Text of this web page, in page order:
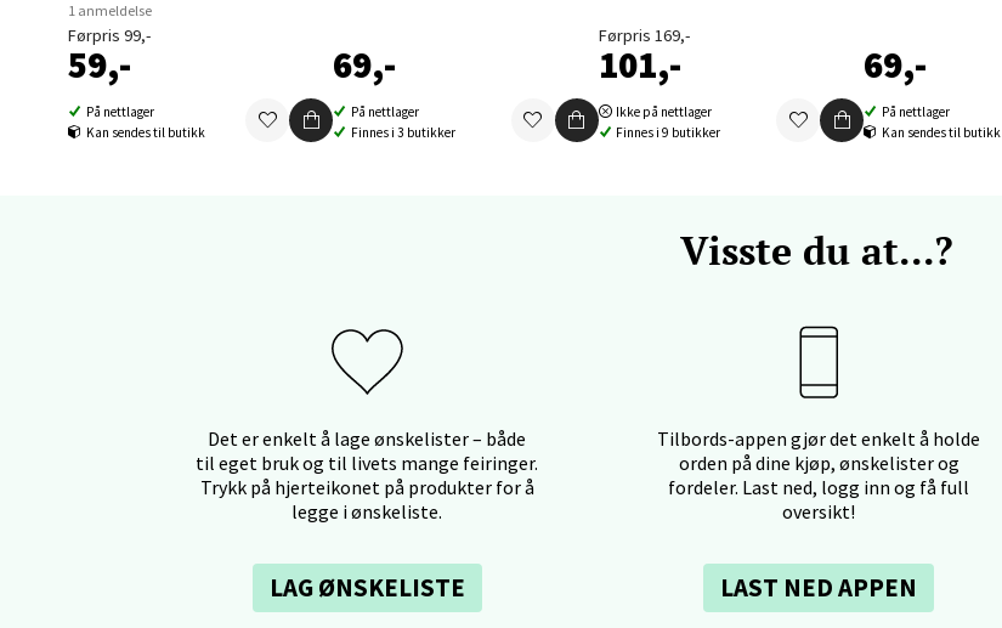
1 anmeldelse
Førpris 99,-
59,-
På nettlager
Kan sendes til butikk
69,-
På nettlager
Finnes i 3 butikker
Førpris 169,-
101,-
Ikke på nettlager
Finnes i 9 butikker
69,-
På nettlager
Kan sendes til butikk
Visste du at...?
Det er enkelt å lage ønskelister – både
til eget bruk og til livets mange feiringer.
Trykk på hjerteikonet på produkter for å
legge i ønskeliste.
LAG ØNSKELISTE
Tilbords-appen gjør det enkelt å holde
orden på dine kjøp, ønskelister og
fordeler. Last ned, logg inn og få full
oversikt!
LAST NED APPEN
Aunasenteret, Sunndalsvegen 3, 7340 Oppdal
Åpent i dag 10-19
0 i butikk
Orkanger - Thon Senter Orkanger
Sandvika - Thon Senter Sandvika